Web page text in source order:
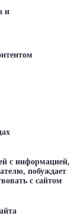
и
с информацией,
побуждает
с сайтом